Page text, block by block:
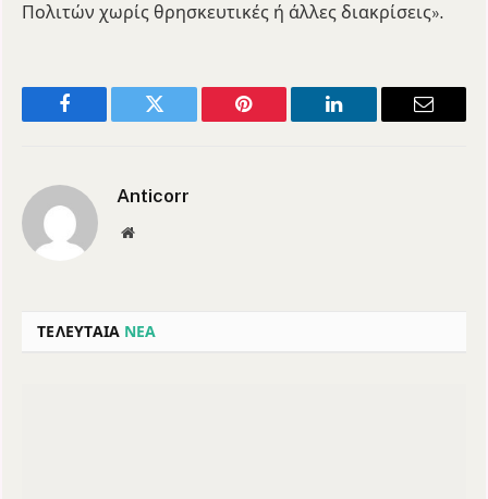
Πολιτών χωρίς θρησκευτικές ή άλλες διακρίσεις».
Facebook Twitter Pinterest LinkedIn Email
Anticorr
Website
ΤΕΛΕΥΤΑΙΑ ΝΕΑ